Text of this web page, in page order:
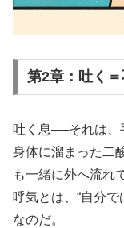
第2章：吐く
吐く息──それは、
身体に溜まった二
も一緒に外へ流れ
呼気とは、“自分
なのだ。